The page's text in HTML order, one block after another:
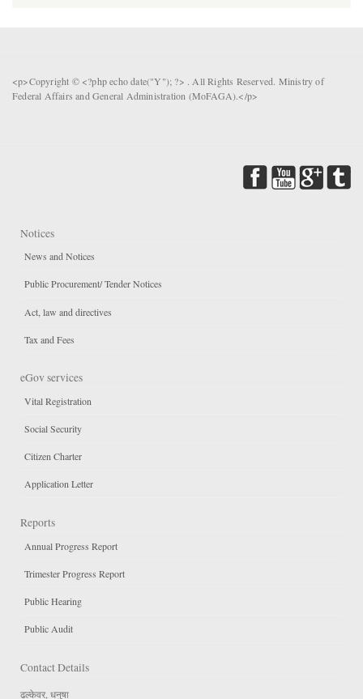
<p>Copyright © <?php echo date("Y"); ?> . All Rights Reserved. Ministry of
Federal Affairs and General Administration (MoFAGA).</p>
Notices
News and Notices
Public Procurement/ Tender Notices
Act, law and directives
Tax and Fees
eGov services
Vital Registration
Social Security
Citizen Charter
Application Letter
Reports
Annual Progress Report
Trimester Progress Report
Public Hearing
Public Audit
Contact Details
ढल्केवर, धनुषा